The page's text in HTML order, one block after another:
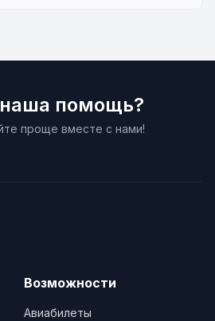
помощь?
проще вместе с нами!
Возможности
Авиабилеты